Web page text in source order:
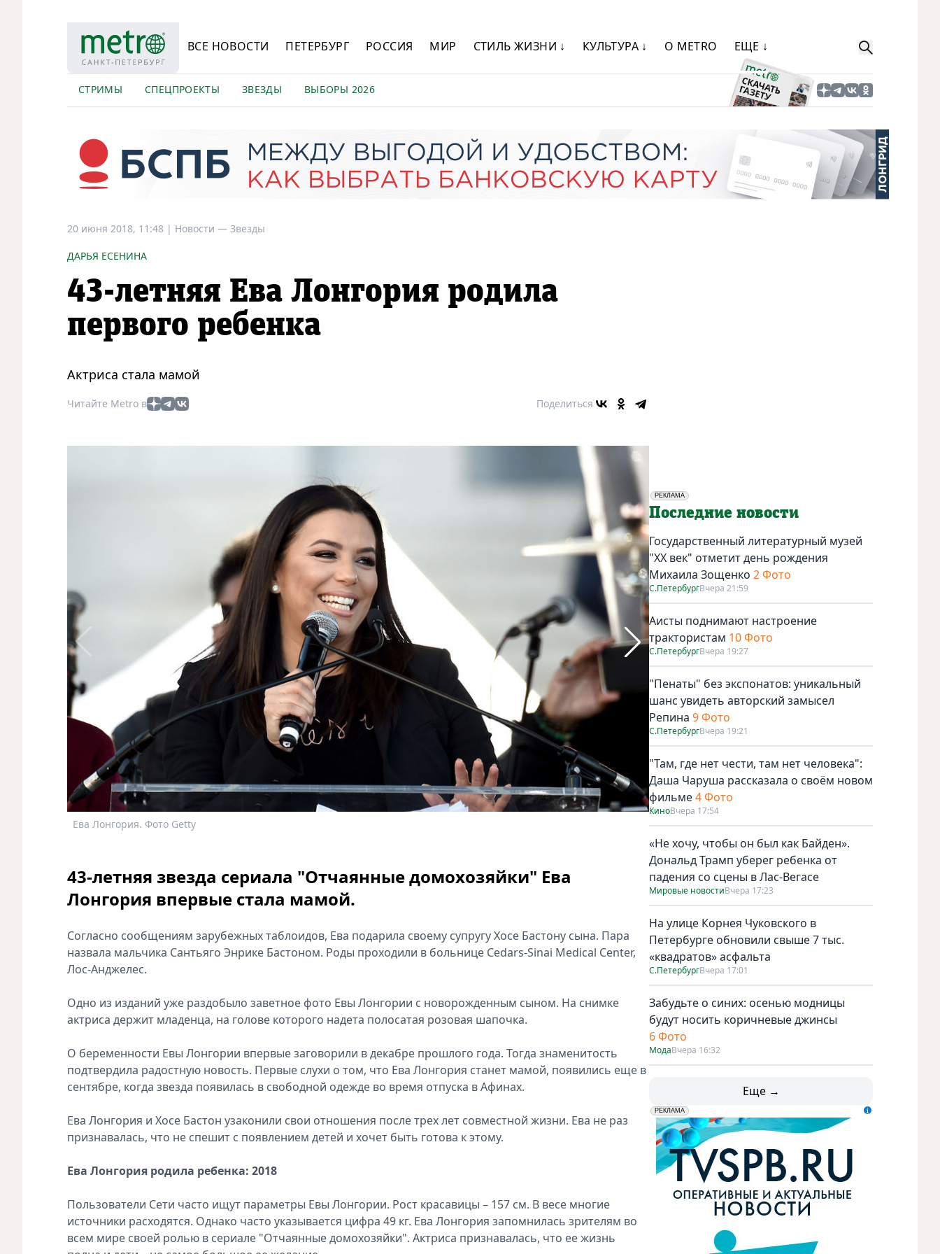
ВСЕ НОВОСТИ ПЕТЕРБУРГ РОССИЯ МИР СТИЛЬ ЖИЗНИ ↓ КУЛЬТУРА ↓ О METRO ЕЩЕ ↓
СТРИМЫ СПЕЦПРОЕКТЫ ЗВЕЗДЫ ВЫБОРЫ 2026
20 июня 2018, 11:48 | Новости — Звезды
ДАРЬЯ ЕСЕНИНА
43-летняя Ева Лонгория родила
первого ребенка
Актриса стала мамой
Читайте Metro в Поделиться
Ева Лонгория. Фото Getty Ева Лонгория. Фото Getty
43-летняя звезда сериала "Отчаянные домохозяйки" Ева
Лонгория впервые стала мамой.
Согласно сообщениям зарубежных таблоидов, Ева подарила своему супругу Хосе Бастону сына. Пара
назвала мальчика Сантьяго Энрике Бастоном. Роды проходили в больнице Cedars-Sinai Medical Center,
Лос-Анджелес.
Одно из изданий уже раздобыло заветное фото Евы Лонгории с новорожденным сыном. На снимке
актриса держит младенца, на голове которого надета полосатая розовая шапочка.
О беременности Евы Лонгории впервые заговорили в декабре прошлого года. Тогда знаменитость
подтвердила радостную новость. Первые слухи о том, что Ева Лонгория станет мамой, появились еще в
сентябре, когда звезда появилась в свободной одежде во время отпуска в Афинах.
Ева Лонгория и Хосе Бастон узаконили свои отношения после трех лет совместной жизни. Ева не раз
признавалась, что не спешит с появлением детей и хочет быть готова к этому.
Ева Лонгория родила ребенка: 2018
Пользователи Сети часто ищут параметры Евы Лонгории. Рост красавицы – 157 см. В весе многие
источники расходятся. Однако часто указывается цифра 49 кг. Ева Лонгория запомнилась зрителям во
всем мире своей ролью в сериале "Отчаянные домохозяйки". Актриса признавалась, что ее жизнь
РЕКЛАМА
Социальная реклама
Последние новости
Государственный литературный музей
"ХХ век" отметит день рождения
Михаила Зощенко 2 Фото
С.ПетербургВчера 21:59
Аисты поднимают настроение
трактористам 10 Фото
С.ПетербургВчера 19:27
"Пенаты" без экспонатов: уникальный
шанс увидеть авторский замысел
Репина 9 Фото
С.ПетербургВчера 19:21
"Там, где нет чести, там нет человека":
Даша Чаруша рассказала о своём новом
фильме4 Фото
КиноВчера 17:54
«Не хочу, чтобы он был как Байден».
Дональд Трамп уберег ребенка от
падения со сцены в Лас-Вегасе
Мировые новостиВчера 17:23
На улице Корнея Чуковского в
Петербурге обновили свыше 7 тыс.
«квадратов» асфальта
С.ПетербургВчера 17:01
Забудьте о синих: осенью модницы
будут носить коричневые джинсы
6 Фото
МодаВчера 16:32
Еще →
erid: LdtCK5udn
РЕКЛАМА
АО "ГАТР", ИНН: 7841320717